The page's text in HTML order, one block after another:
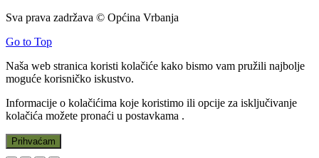
Sva prava zadržava © Općina Vrbanja
Go to Top
Naša web stranica koristi kolačiće kako bismo vam pružili najbolje
moguće korisničko iskustvo.
Informacije o kolačićima koje koristimo ili opcije za isključivanje
kolačića možete pronaći u postavkama .
Prihvaćam